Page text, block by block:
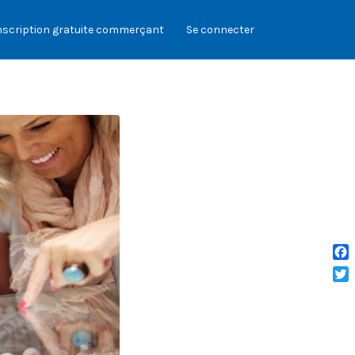
gratuite commerçant Se connecter